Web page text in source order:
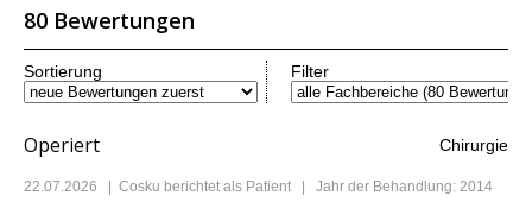
80 Bewertungen
Sortierung Filter
Operiert Chirurgie
22.07.2026 Cosku berichtet als Patient | Jahr der Behandlung: 2014